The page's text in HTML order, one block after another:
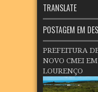
TRANSLATE
POSTAGEM EM
PREFEITURA
NOVO CMEI
LOURENÇO